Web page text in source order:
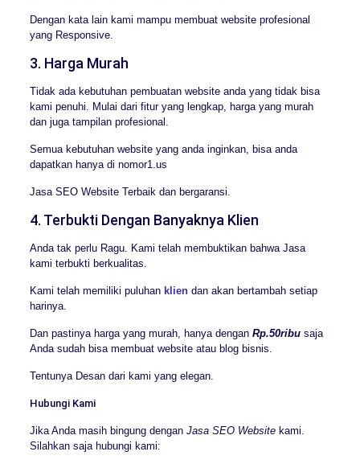
Dengan kata lain kami mampu membuat website profesional
yang Responsive.
3. Harga Murah
Tidak ada kebutuhan pembuatan website anda yang tidak bisa
kami penuhi. Mulai dari fitur yang lengkap, harga yang murah
dan juga tampilan profesional.
Semua kebutuhan website yang anda inginkan, bisa anda
dapatkan hanya di nomor1.us
Jasa SEO Website Terbaik dan bergaransi.
4. Terbukti Dengan Banyaknya Klien
Anda tak perlu Ragu. Kami telah membuktikan bahwa Jasa
kami terbukti berkualitas.
Kami telah memiliki puluhan kliendan akan bertambah setiap
harinya.
Dan pastinya harga yang murah, hanya dengan Rp.50ribusaja
Anda sudah bisa membuat website atau blog bisnis.
Tentunya Desan dari kami yang elegan.
Hubungi Kami
Jika Anda masih bingung dengan Jasa SEO Websitekami.
Silahkan saja hubungi kami: